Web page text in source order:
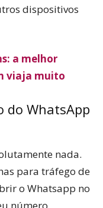
dispositivos
a melhor
viaja muito
do WhatsApp
nada.
para tráfego de
o Whatsapp no